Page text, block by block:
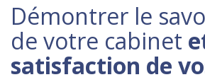
Démontrer le
de votre cabinet
satisfaction de